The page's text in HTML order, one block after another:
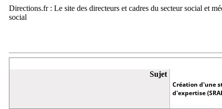
Directions.fr : Le site des directeurs et cadres du secteur social et
social
Sujet
Création d'une
d'expertise